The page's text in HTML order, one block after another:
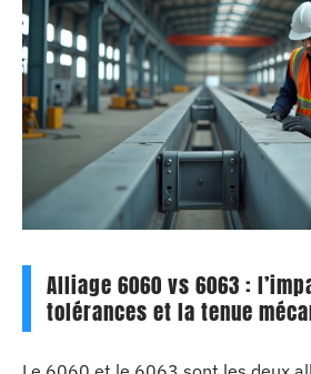
Alliage 6060 vs 6063 :
tolérances et la tenue